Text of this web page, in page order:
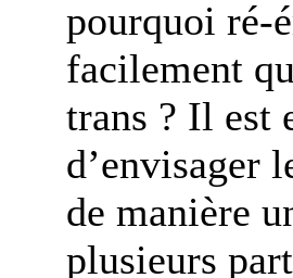
pourquoi ré-
facilement
trans ? Il est
d’envisager
de manière
plusieurs